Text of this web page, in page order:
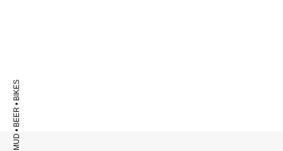
MUD • BEER • BIKES